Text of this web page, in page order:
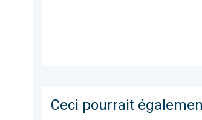
Ceci pourrait